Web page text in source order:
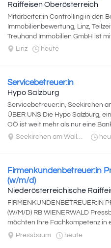
Raiffeisen Oberösterreich
Mitarbeiter:in Controlling in den
Immobilienbewertung, Linz,
Treuhand Immobilien GmbH ist
Linz
heute
Servicebetreuer:in
Hypo Salzburg
Servicebetreuer:in, Seekirchen
ÜBER UNS Die Hypo Salzburg,
OÖ ist weit mehr als nur eine
Seekirchen am Wallersee
Firmenkundenbetreuer:in
(w/m/d)
Niederösterreichische
FIRMENKUNDENBETREUER:IN
(W/M/D) RB WIENERWALD
möchten Ihre Fachkompetenz in
Transparenz...
Pressbaum heute